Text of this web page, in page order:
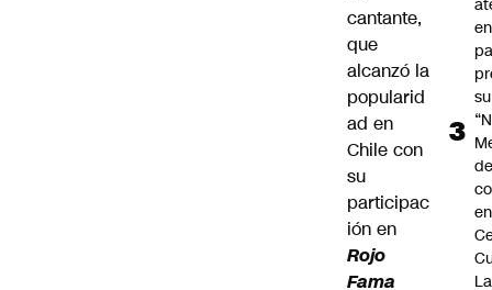
cantante,
que
alcanzó la
popularid
ad en
Chile con
su
participac
ión en
Rojo
Fama
La